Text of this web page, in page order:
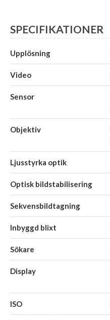
SPECIFIKATIONER
Upplösning
Video
Sensor
Objektiv
Ljusstyrka optik
Optisk bildstabilisering
Sekvensbildtagning
Inbyggd blixt
Sökare
Display
ISO